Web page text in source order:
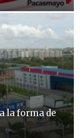
la forma de